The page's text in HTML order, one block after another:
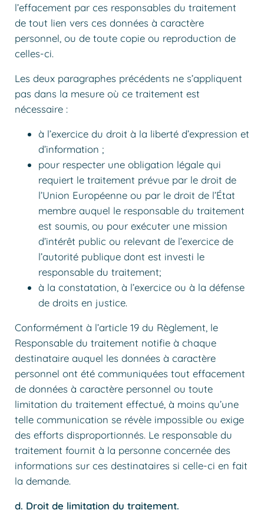
l’effacement par ces responsables du traitement
de tout lien vers ces données à caractère
personnel, ou de toute copie ou reproduction de
celles-ci.
Les deux paragraphes précédents ne s’appliquent
pas dans la mesure où ce traitement est
nécessaire :
à l’exercice du droit à la liberté d’expression et
d’information ;
pour respecter une obligation légale qui
requiert le traitement prévue par le droit de
l’Union Européenne ou par le droit de l’État
membre auquel le responsable du traitement
est soumis, ou pour exécuter une mission
d’intérêt public ou relevant de l’exercice de
l’autorité publique dont est investi le
responsable du traitement;
à la constatation, à l’exercice ou à la défense
de droits en justice.
Conformément à l’article 19 du Règlement, le
Responsable du traitement notifie à chaque
destinataire auquel les données à caractère
personnel ont été communiquées tout effacement
de données à caractère personnel ou toute
limitation du traitement effectué, à moins qu’une
telle communication se révèle impossible ou exige
des efforts disproportionnés. Le responsable du
traitement fournit à la personne concernée des
informations sur ces destinataires si celle-ci en fait
la demande.
d. Droit de limitation du traitement.